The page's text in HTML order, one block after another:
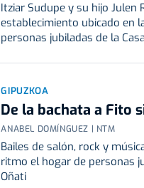
Itziar Sudupe y su hijo Julen
establecimiento ubicado en
personas jubiladas de la
GIPUZKOA
De la bachata a Fito
ANABEL DOMÍNGUEZ | NTM
Bailes de salón, rock y
ritmo el hogar de personas
Oñati